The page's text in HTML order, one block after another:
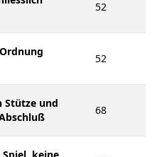
52
52
Stütze und
68